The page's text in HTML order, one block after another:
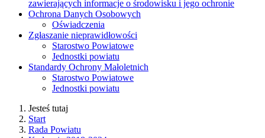
zawierających informacje o środowisku i jego ochronie
Ochrona Danych Osobowych
Oświadczenia
Zgłaszanie nieprawidłowości
Starostwo Powiatowe
Jednostki powiatu
Standardy Ochrony Małoletnich
Starostwo Powiatowe
Jednostki powiatu
Jesteś tutaj
Start
Rada Powiatu